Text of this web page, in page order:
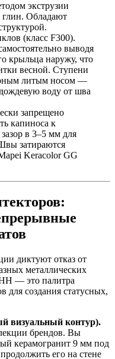
экструзии
глин. Обладают
(класс F300).
выводя
крыльца наружу, что
весной. Ступени
литым носом —
воду от шва
запрещено
капиноса к
в 3–5 мм для
затираются
Keracolor GG
диктуют отказ от
металлических
— это палитра
для создания статусных,
визуальный контур).
брендов. Вы
керамогранит 9 мм под
его на стене